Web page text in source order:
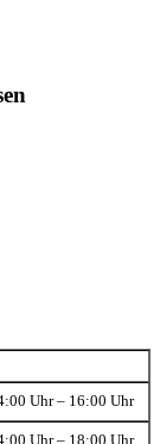
Uhr – 16:00 Uhr